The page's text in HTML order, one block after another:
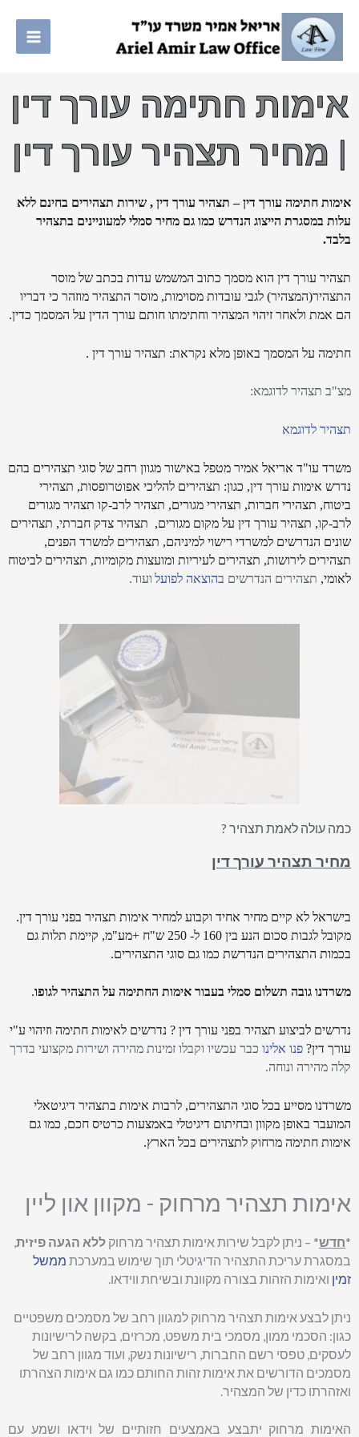
לתוכן
אימות חתימה עורך דין
| מחיר תצהיר עורך דין
אימות חתימה עורך דין – תצהיר עורך דין , שירות תצהירים בחינם ללא
עלות במסגרת הייצוג הנדרש כמו גם מחיר סמלי למעוניינים בתצהיר
בלבד.
תצהיר עורך דין הוא מסמך כתוב המשמש עדות בכתב של מוסר
התצהיר(המצהיר) לגבי עובדות מסוימות, מוסר התצהיר מוזהר כי דבריו
הם אמת ולאחר זיהוי המצהיר וחתימתו חותם עורך הדין על המסמך כדין.
חתימה על המסמך באופן מלא נקראת: תצהיר עורך דין .
מצ"ב תצהיר לדוגמא:
תצהיר לדוגמא
משרד עו"ד אריאל אמיר מטפל באישור מגוון רחב של סוגי תצהירים בהם
נדרש אימות עורך דין, כגון: תצהירים להליכי אפוטרופסות, תצהירי
ביטוח, תצהירי חברות, תצהירי מגורים, תצהיר לרב-קו תצהיר מגורים
לרב-קו, תצהיר עורך דין על מקום מגורים, תצהיר צדק חברתי, תצהירים
שונים הנדרשים למשרדי רישוי למיניהם, תצהירים למשרד הפנים,
תצהירים לירושות, תצהירים לעיריות ומועצות מקומיות, תצהירים לביטוח
לאומי, תצהירים הנדרשים בהוצאה לפועל ועוד.
כמה עולה לאמת תצהיר ?
מחיר תצהיר עורך דין
בישראל לא קיים מחיר אחיד וקבוע למחיר אימות תצהיר בפני עורך דין.
מקובל לגבות סכום הנע בין 160 ל- 250 ש"ח +מע"מ, קיימת תלות גם
בכמות התצהירים הנדרשת כמו גם סוגי התצהירים.
משרדנו גובה תשלום סמלי בעבור אימות החתימה על התצהיר לגופו.
נדרשים לביצוע תצהיר בפני עורך דין ? נדרשים לאימות חתימה וזיהוי ע"י
עורך דין? פנו אלינו כבר עכשיו וקבלו זמינות מהירה ושירות מקצועי בדרך
קלה מהירה ונוחה.
משרדנו מסייע בכל סוגי התצהירים, לרבות אימות בתצהיר דיגיטאלי
המועבר באופן מקוון ובחיתום דיגיטלי באמצעות כרטיס חכם, כמו גם
אימות חתימה מרחוק לתצהירים בכל הארץ.
אימות תצהיר מרחוק - מקוון און ליין
*חדש* – ניתן לקבל שירות אימות תצהיר מרחוק ללא הגעה פיזית,
במסגרת עריכת התצהיר הדיגיטלי תוך שימוש במערכת ממשל
זמין ואימות הזהות בצורה מקוונת ובשיחת ווידאו.
ניתן לבצע אימות תצהיר מרחוק למגוון רחב של מסמכים משפטיים
כגון: הסכמי ממון, מסמכי בית משפט, מכרזים, בקשה לרישיונות
לעסקים, טפסי רשם החברות, רישיונות נשק, ועוד מגוון רחב של
מסמכים הדורשים את אימות זהות החותם כמו גם אימות הצהרתו
ואזהרתו כדין של המצהיר.
האימות מרחוק יתבצע באמצעים חזותיים של וידאו ושמע עם